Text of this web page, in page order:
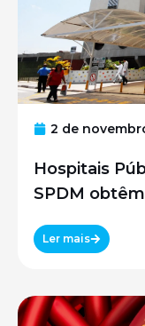
2 de
Hospitais
SPDM
Ler mais